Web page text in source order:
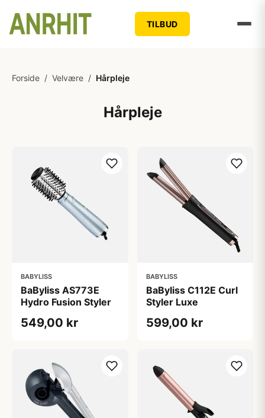
TILBUD
Forside / Velvære / Hårpleje
Hårpleje
BABYLISS
BaByliss AS773E
Hydro Fusion Styler
549,00 kr
BABYLISS
BaByliss C112E Curl
Styler Luxe
599,00 kr